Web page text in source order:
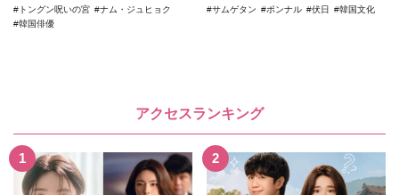
トングン呪いの宮
ナム・ジュヒョク
韓国俳優
サムゲタン ポンナル 伏日 韓国文化
アクセスランキング